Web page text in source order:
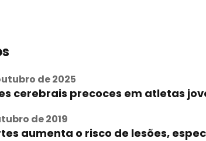
de 2025
cerebrais precoces em atletas
de 2019
aumenta o risco de lesões,